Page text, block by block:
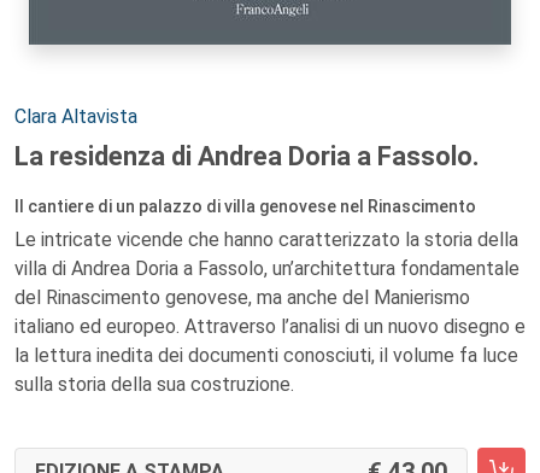
Autori:
Clara Altavista
La residenza di Andrea Doria a Fassolo.
Il cantiere di un palazzo di villa genovese nel Rinascimento
Le intricate vicende che hanno caratterizzato la storia della
villa di Andrea Doria a Fassolo, un’architettura fondamentale
del Rinascimento genovese, ma anche del Manierismo
italiano ed europeo. Attraverso l’analisi di un nuovo disegno e
la lettura inedita dei documenti conosciuti, il volume fa luce
sulla storia della sua costruzione.